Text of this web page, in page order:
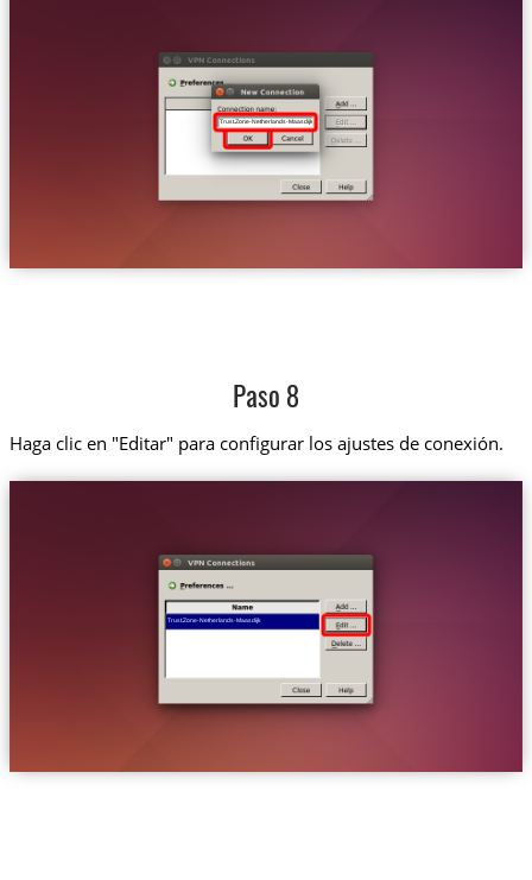
Trust.Zone-Netherlands-Maasdijk
Paso 8
Haga clic en "Editar" para configurar los ajustes de conexión.
Trust.Zone-Netherlands-Maasdijk